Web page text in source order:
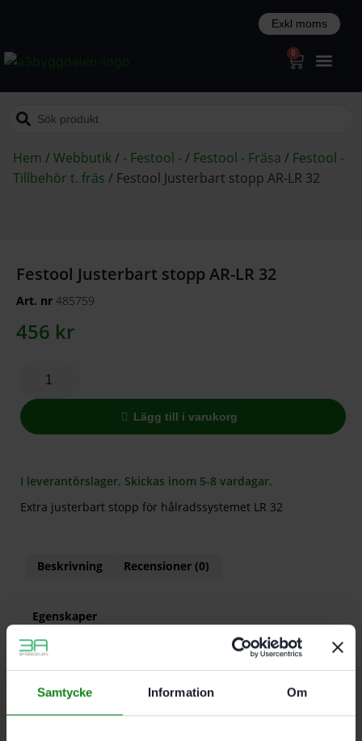
Samtycke Information Om
0
Hem /Webbutik/ - Festool -/ Festool - Fräsa / Festool -
Tillbehör t. fräs / Festool Justerbart stopp AR-LR 32
Festool Justerbart stopp AR-LR 32
Art. nr 485759
456 kr
Lägg till i varukorg
I leverantörslager. Skickas inom 5-8 vardagar.
Extra justerbart stopp för hålradssystemet LR 32
Beskrivning Recensioner (0)
Egenskaper
Extra justerbart stopp för hålradssystemet LR 32
För OF 900. OF 1000. OF 1010. OF 1400